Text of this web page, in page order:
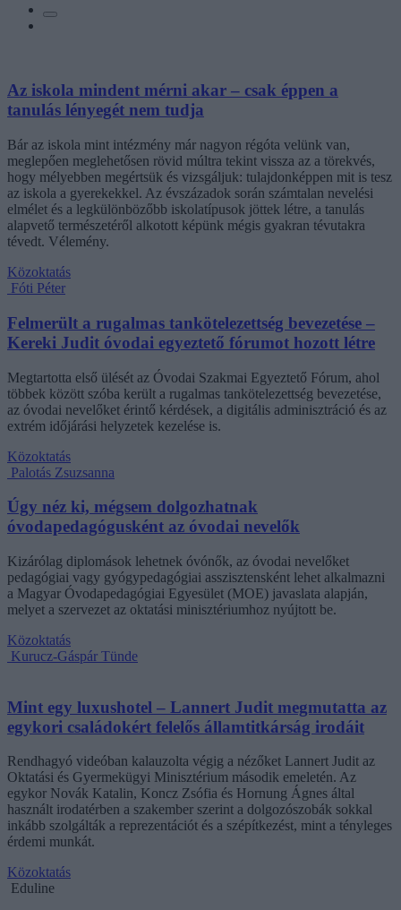
Az iskola mindent mérni akar – csak éppen a
tanulás lényegét nem tudja
Bár az iskola mint intézmény már nagyon régóta velünk van,
meglepően meglehetősen rövid múltra tekint vissza az a törekvés,
hogy mélyebben megértsük és vizsgáljuk: tulajdonképpen mit is tesz
az iskola a gyerekekkel. Az évszázadok során számtalan nevelési
elmélet és a legkülönbözőbb iskolatípusok jöttek létre, a tanulás
alapvető természetéről alkotott képünk mégis gyakran tévutakra
tévedt. Vélemény.
Közoktatás
Fóti Péter
Felmerült a rugalmas tankötelezettség bevezetése –
Kereki Judit óvodai egyeztető fórumot hozott létre
Megtartotta első ülését az Óvodai Szakmai Egyeztető Fórum, ahol
többek között szóba került a rugalmas tankötelezettség bevezetése,
az óvodai nevelőket érintő kérdések, a digitális adminisztráció és az
extrém időjárási helyzetek kezelése is.
Közoktatás
Palotás Zsuzsanna
Úgy néz ki, mégsem dolgozhatnak
óvodapedagógusként az óvodai nevelők
Kizárólag diplomások lehetnek óvónők, az óvodai nevelőket
pedagógiai vagy gyógypedagógiai asszisztensként lehet alkalmazni
a Magyar Óvodapedagógiai Egyesület (MOE) javaslata alapján,
melyet a szervezet az oktatási minisztériumhoz nyújtott be.
Közoktatás
Kurucz-Gáspár Tünde
Mint egy luxushotel – Lannert Judit megmutatta az
egykori családokért felelős államtitkárság irodáit
Rendhagyó videóban kalauzolta végig a nézőket Lannert Judit az
Oktatási és Gyermekügyi Minisztérium második emeletén. Az
egykor Novák Katalin, Koncz Zsófia és Hornung Ágnes által
használt irodatérben a szakember szerint a dolgozószobák sokkal
inkább szolgálták a reprezentációt és a szépítkezést, mint a tényleges
érdemi munkát.
Közoktatás
Eduline